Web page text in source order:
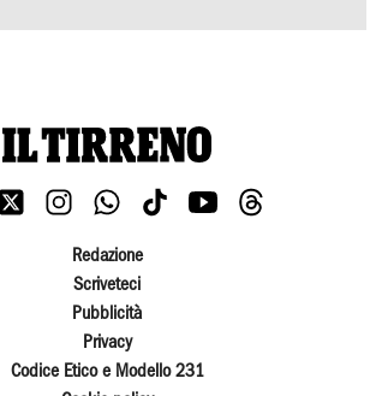
Redazione
Scriveteci
Pubblicità
Privacy
Codice Etico e Modello 231